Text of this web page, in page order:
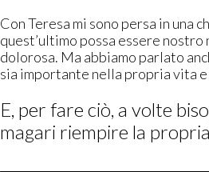
Con Teresa mi sono persa in una
quest’ultimo possa essere
dolorosa. Ma abbiamo parlato
sia importante nella propria vita
E, per fare ciò, a volte
magari riempire la